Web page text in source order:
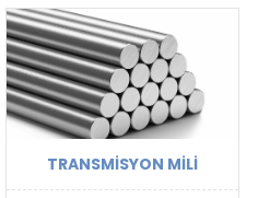
TRANSMISYON MILI